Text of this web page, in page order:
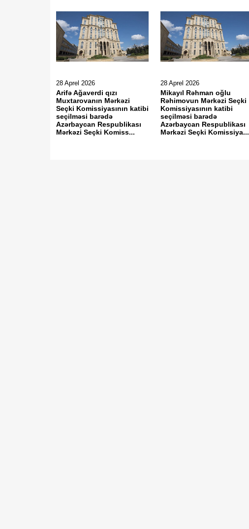
28 Aprel 2026
Arifə Ağaverdi qızı
Muxtarovanın Mərkəzi
Seçki Komissiyasının katibi
seçilməsi barədə
Azərbaycan Respublikası
Mərkəzi Seçki Komiss...
28 Aprel 2026
Mikayıl Rəhman oğlu
Rəhimovun Mərkəzi Seçki
Komissiyasının katibi
seçilməsi barədə
Azərbaycan Respublikası
Mərkəzi Seçki Komissiya...